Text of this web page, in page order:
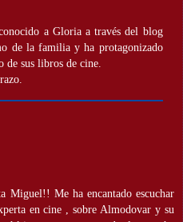
a Gloria a través del blog
de la familia y ha protagonizado
de sus libros de cine.
Miguel!! Me ha encantado escuchar
en cine , sobre Almodovar y su